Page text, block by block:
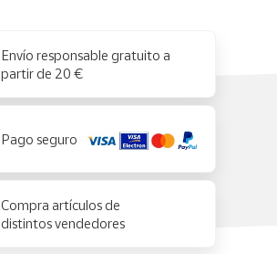
Envío responsable gratuito a
partir de 20 €
Pago seguro
Compra artículos de
distintos vendedores